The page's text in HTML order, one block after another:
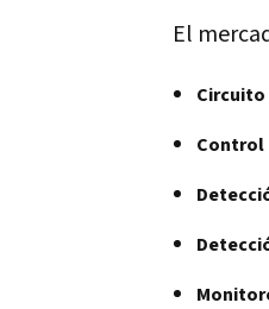
El
Circuito
Control